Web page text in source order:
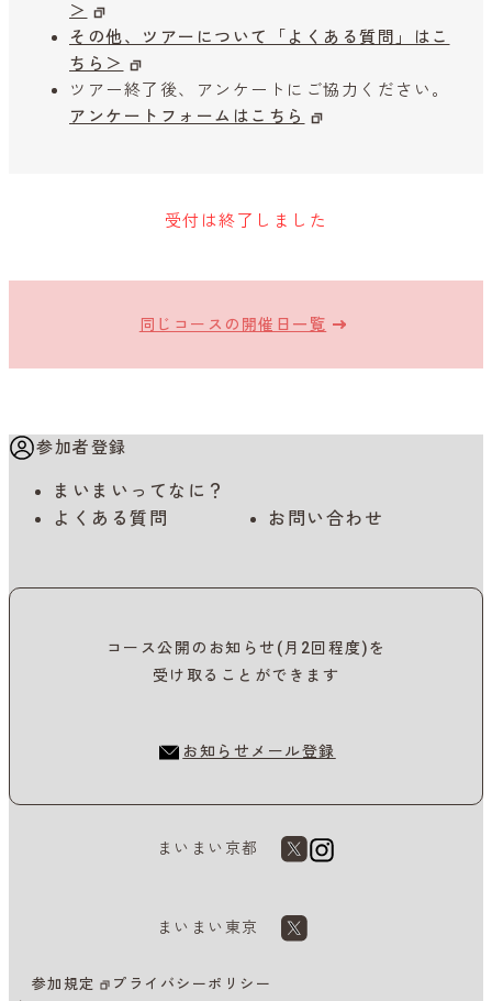
＞
その他、ツアーについて「よくある質問」はこ
ちら＞
ツアー終了後、アンケートにご協力ください。
アンケートフォームはこちら
受付は終了しました
同じコースの開催日一覧
参加者登録
まいまいってなに？
よくある質問
お問い合わせ
コース公開のお知らせ(月2回程度)を
受け取ることができます
お知らせメール登録
まいまい京都
まいまい東京
参加規定
プライバシーポリシー